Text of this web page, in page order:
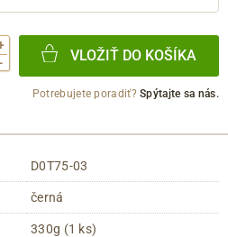
VLOŽIŤ DO KOŠÍKA
Potrebujete poradiť?Spýtajte sa nás.
D0T75-03
černá
330g (1 ks)